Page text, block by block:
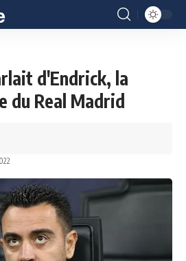
d'Endrick, la
du Real Madrid